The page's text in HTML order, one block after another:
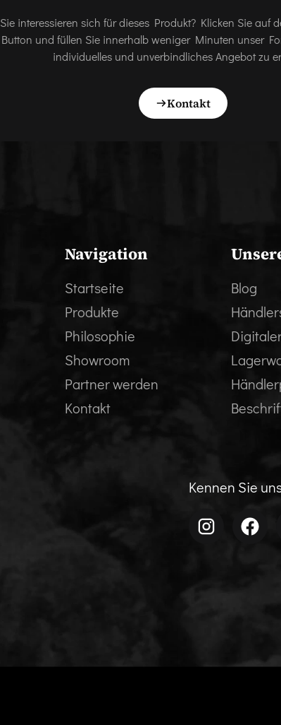
Sie interessieren sich für dieses Produkt? Klicken Sie auf
Button und füllen Sie innerhalb weniger Minuten unser
individuelles und unverbindliches Angebot zu
Kontakt
Navigation
Startseite
Produkte
Philosophie
Showroom
Partner werden
Kontakt
Blog
Kennen Sie